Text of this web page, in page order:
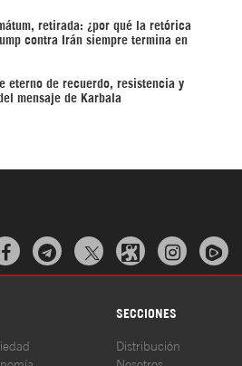
retirada: ¿por qué la retórica
contra Irán siempre termina en
eterno de recuerdo, resistencia y
mensaje de Karbala
  
SECCIONES
Distribución
Nosotros